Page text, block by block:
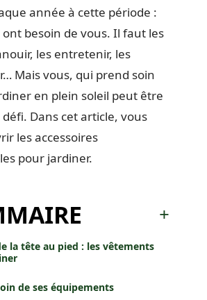
année à cette période :
besoin de vous. Il faut les
les entretenir, les
Mais vous, qui prend soin
en plein soleil peut être
Dans cet article, vous
les accessoires
pour jardiner.
la tête au pied : les vêtements
de ses équipements